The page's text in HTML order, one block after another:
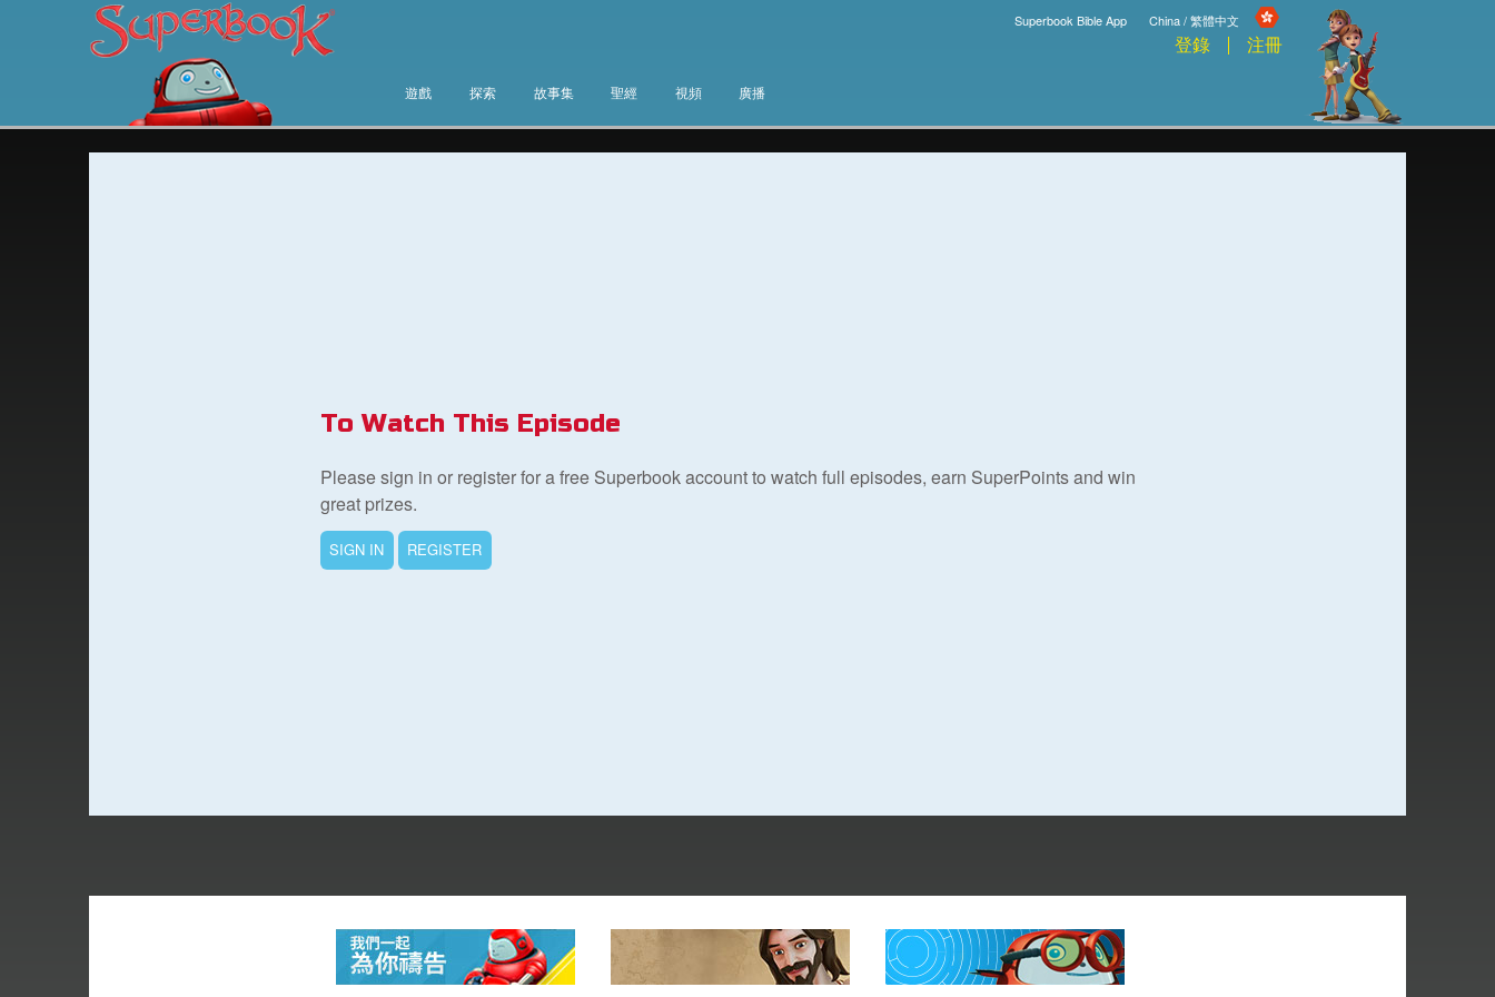
China / 繁體中文
Superbook Bible App
登錄 注冊
遊戲 探索 故事集 聖經 視頻 廣播
To Watch This Episode
Please sign in or register for a free Superbook account to watch full episodes, earn SuperPoints and win
great prizes.
SIGN IN REGISTER